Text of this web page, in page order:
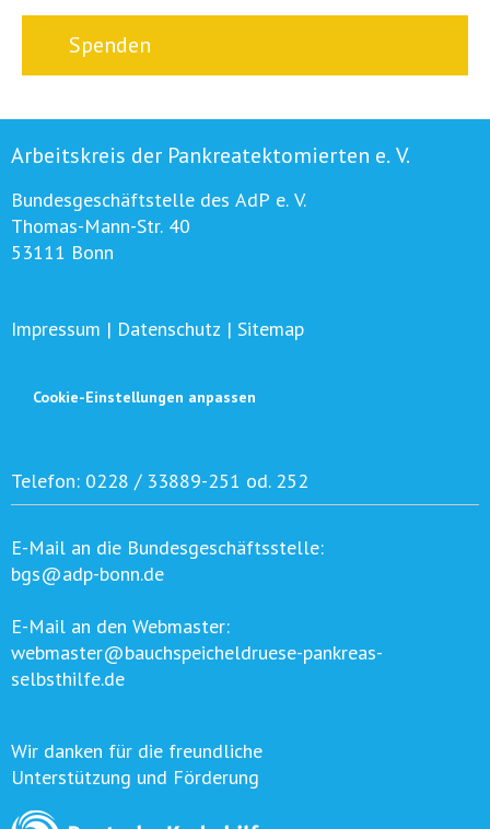
Spenden
Arbeitskreis der Pankreatektomierten e. V.
Bundesgeschäftstelle des AdP e. V.
Thomas-Mann-Str. 40
53111 Bonn
Impressum | Datenschutz | Sitemap
Cookie-Einstellungen anpassen
Telefon: 0228 / 33889-251 od. 252
E-Mail an die Bundesgeschäftsstelle:
bgs@adp-bonn.de
E-Mail an den Webmaster:
webmaster@bauchspeicheldruese-pankreas-
selbsthilfe.de
Wir danken für die freundliche
Unterstützung und Förderung